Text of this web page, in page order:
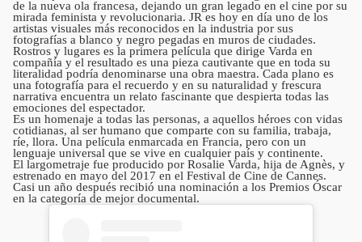
de la nueva ola francesa, dejando un gran legado en el cine por su
mirada feminista y revolucionaria. JR es hoy en día uno de los
artistas visuales más reconocidos en la industria por sus
fotografías a blanco y negro pegadas en muros de ciudades.
Rostros y lugares es la primera película que dirige Varda en
compañía y el resultado es una pieza cautivante que en toda su
literalidad podría denominarse una obra maestra. Cada plano es
una fotografía para el recuerdo y en su naturalidad y frescura
narrativa encuentra un relato fascinante que despierta todas las
emociones del espectador.
Es un homenaje a todas las personas, a aquellos héroes con vidas
cotidianas, al ser humano que comparte con su familia, trabaja,
ríe, llora. Una película enmarcada en Francia, pero con un
lenguaje universal que se vive en cualquier país y continente.
El largometraje fue producido por Rosalie Varda, hija de Agnès, y
estrenado en mayo del 2017 en el Festival de Cine de Cannes.
Casi un año después recibió una nominación a los Premios Óscar
en la categoría de mejor documental.